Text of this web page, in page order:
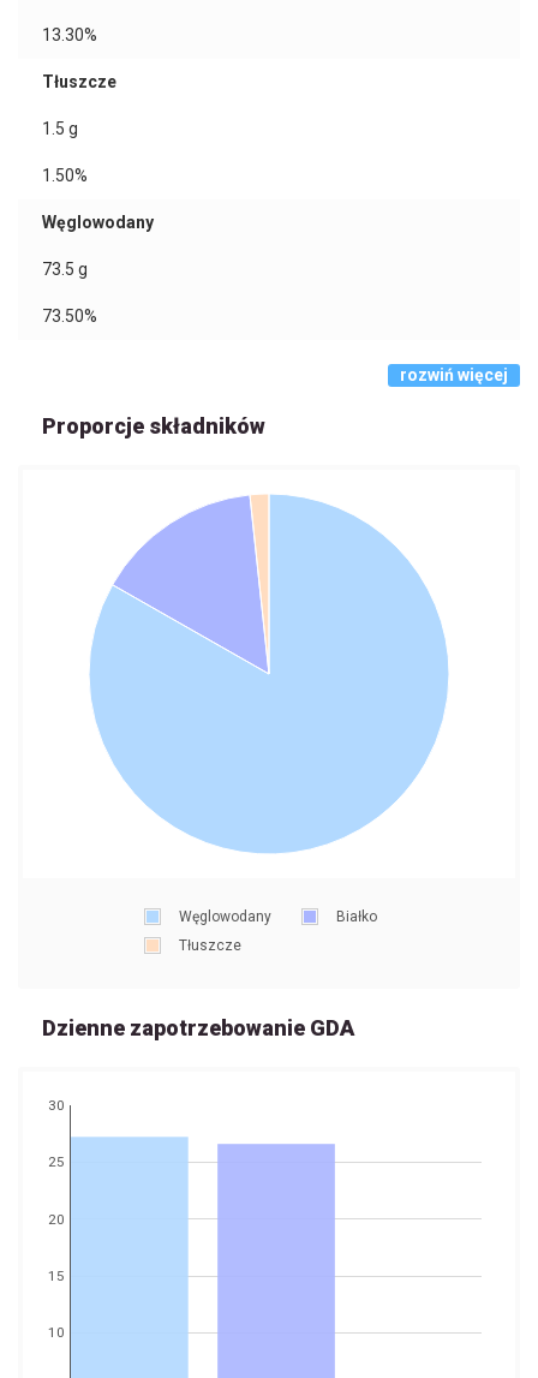
13.30%
Tłuszcze
1.5 g
1.50%
Węglowodany
73.5 g
73.50%
rozwiń więcej
Proporcje składników
Węglowodany
Białko
Tłuszcze
Dzienne zapotrzebowanie GDA
10
15
20
25
30